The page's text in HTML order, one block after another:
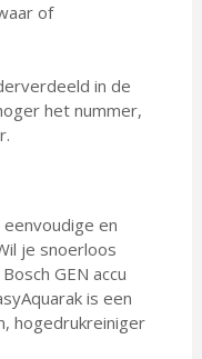
of
in de
het nummer,
en
je snoerloos
GEN accu
is een
hogedrukreiniger